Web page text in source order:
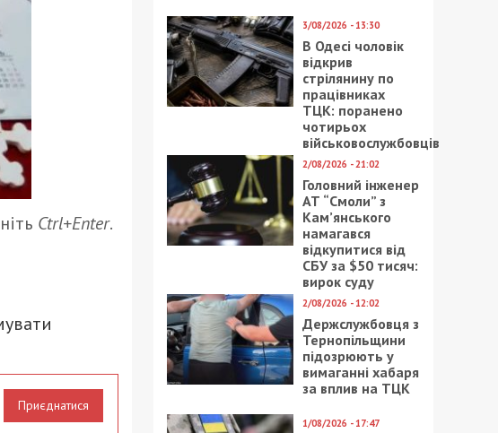
Ctrl+Enter.
Приєднатися
3/08/2026 - 13:30
В Одесі чоловік
відкрив
стрілянину по
працівниках
ТЦК: поранено
чотирьох
військовослужбовців
2/08/2026 - 21:02
Головний інженер
АТ “Смоли” з
Кам’янського
намагався
відкупитися від
СБУ за $50 тисяч:
вирок суду
2/08/2026 - 12:02
Держслужбовця з
Тернопільщини
підозрюють у
вимаганні хабаря
за вплив на ТЦК
1/08/2026 - 17:47